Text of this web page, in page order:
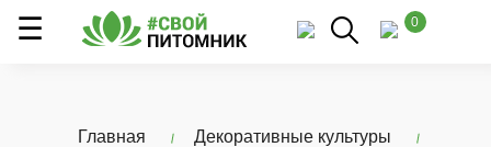
0
Главная
Декоративные культуры